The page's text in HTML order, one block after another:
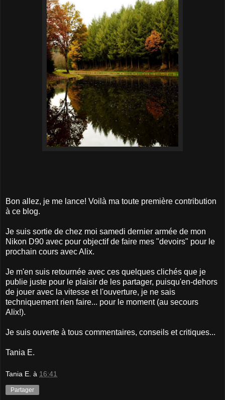
Bon allez, je me lance! Voilà ma toute première contribution
à ce blog.
Je suis sortie de chez moi samedi dernier armée de mon
Nikon D90 avec pour objectif de faire mes "devoirs" pour le
prochain cours avec Alix.
Je m'en suis retournée avec ces quelques clichés que je
publie juste pour le plaisir de les partager, puisqu'en-dehors
de jouer avec la vitesse et l'ouverture, je ne sais
techniquement rien faire... pour le moment (au secours
Alix!).
Je suis ouverte à tous commentaires, conseils et critiques...
Tania E.
Tania E. à 16:41
Partager